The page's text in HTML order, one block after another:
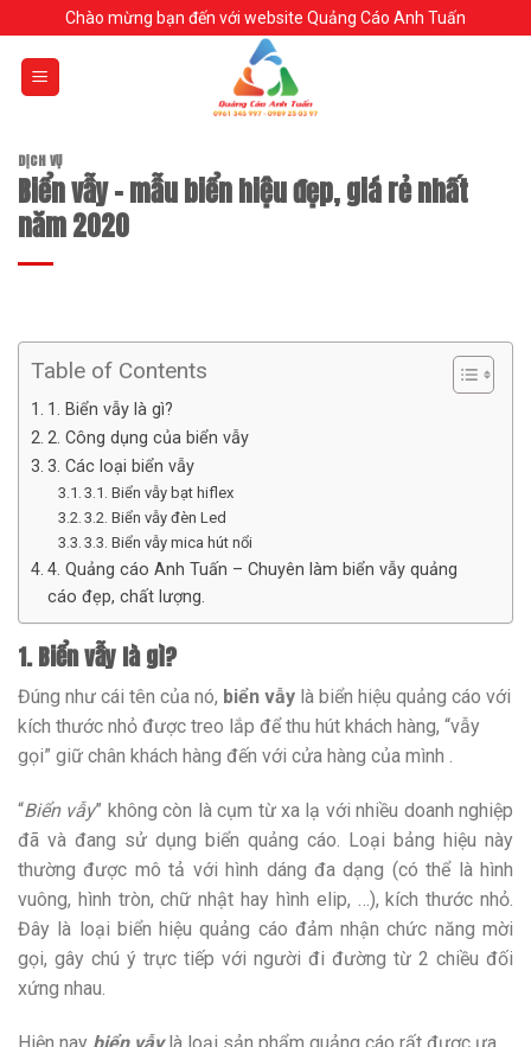
to
content
Chào mừng bạn đến với website Quảng Cáo Anh Tuấn
DỊCH VỤ
Biển vẫy – mẫu biển hiệu đẹp, giá rẻ nhất
năm 2020
Table of Contents
1. Biển vẫy là gì?
2. Công dụng của biển vẫy
3. Các loại biển vẫy
3.1. Biển vẫy bạt hiflex
3.2. Biển vẫy đèn Led
3.3. Biển vẫy mica hút nổi
4. Quảng cáo Anh Tuấn – Chuyên làm biển vẫy quảng
cáo đẹp, chất lượng.
1. Biển vẫy là gì?
Đúng như cái tên của nó, biển vẫy là biển hiệu quảng cáo với
kích thước nhỏ được treo lắp để thu hút khách hàng, “vẫy
gọi” giữ chân khách hàng đến với cửa hàng của mình .
“Biển vẫy” không còn là cụm từ xa lạ với nhiều doanh nghiệp
đã và đang sử dụng biển quảng cáo. Loại bảng hiệu này
thường được mô tả với hình dáng đa dạng (có thể là hình
vuông, hình tròn, chữ nhật hay hình elip, …), kích thước nhỏ.
Đây là loại biển hiệu quảng cáo đảm nhận chức năng mời
gọi, gây chú ý trực tiếp với người đi đường từ 2 chiều đối
xứng nhau.